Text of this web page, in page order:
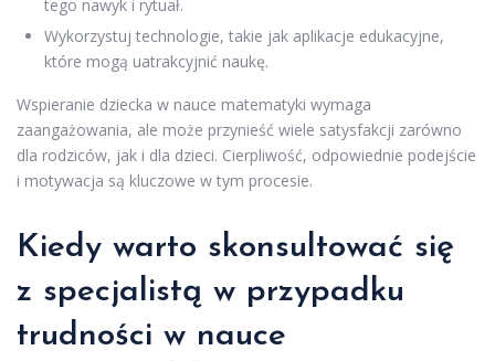
tego nawyk i rytuał.
Wykorzystuj technologie, takie jak aplikacje edukacyjne,
które mogą uatrakcyjnić naukę.
Wspieranie dziecka w nauce matematyki wymaga
zaangażowania, ale może przynieść wiele satysfakcji zarówno
dla rodziców, jak i dla dzieci. Cierpliwość, odpowiednie podejście
i motywacja są kluczowe w tym procesie.
Kiedy warto skonsultować się
z specjalistą w przypadku
trudności w nauce